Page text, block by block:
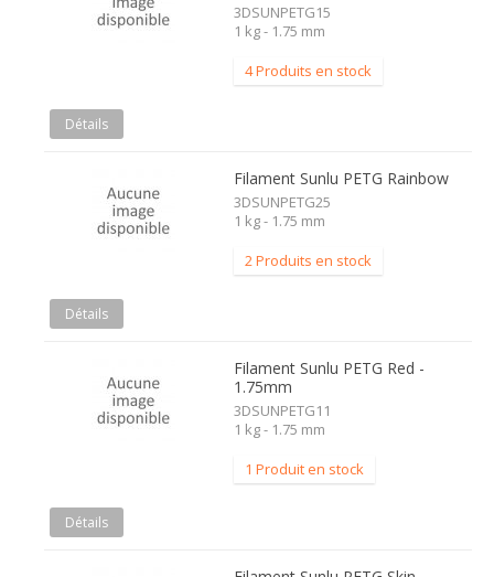
3DSUNPETG15
1 kg - 1.75 mm
4 Produits en stock
Détails
Filament Sunlu PETG Rainbow
3DSUNPETG25
1 kg - 1.75 mm
2 Produits en stock
Détails
Filament Sunlu PETG Red -
1.75mm
3DSUNPETG11
1 kg - 1.75 mm
1 Produit en stock
Détails